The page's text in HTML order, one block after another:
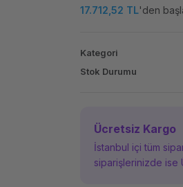
17.712,52 TL'den
Kategori
Stok Durumu
Ücretsiz Kargo
İstanbul içi tüm
siparişlerinizde ise